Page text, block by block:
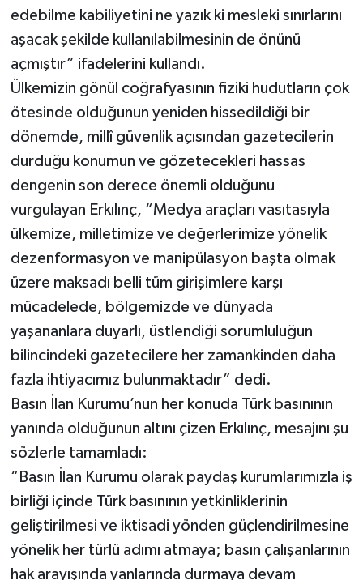
edebilme kabiliyetini ne yazık ki mesleki sınırlarını
aşacak şekilde kullanılabilmesinin de önünü
açmıştır” ifadelerini kullandı.
Ülkemizin gönül coğrafyasının fiziki hudutların çok
ötesinde olduğunun yeniden hissedildiği bir
dönemde, millî güvenlik açısından gazetecilerin
durduğu konumun ve gözetecekleri hassas
dengenin son derece önemli olduğunu
vurgulayan Erkılınç, “Medya araçları vasıtasıyla
ülkemize, milletimize ve değerlerimize yönelik
dezenformasyon ve manipülasyon başta olmak
üzere maksadı belli tüm girişimlere karşı
mücadelede, bölgemizde ve dünyada
yaşananlara duyarlı, üstlendiği sorumluluğun
bilincindeki gazetecilere her zamankinden daha
fazla ihtiyacımız bulunmaktadır” dedi.
Basın İlan Kurumu’nun her konuda Türk basınının
yanında olduğunun altını çizen Erkılınç, mesajını şu
sözlerle tamamladı:
“Basın İlan Kurumu olarak paydaş kurumlarımızla iş
birliği içinde Türk basınının yetkinliklerinin
geliştirilmesi ve iktisadi yönden güçlendirilmesine
yönelik her türlü adımı atmaya; basın çalışanlarının
hak arayışında yanlarında durmaya devam